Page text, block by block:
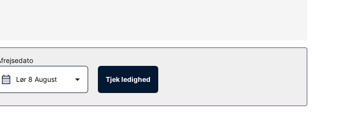
bliv på værelset, og nyd godt af roomservice (i et begrænset antal timer). Besøg
morgenmad med tilberedning efter bestilling serveres dagligt fra kl. 08.30 til kl. 11.30.
Lør 8 August Tjek ledighed